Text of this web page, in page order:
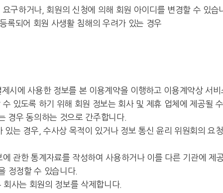
구하거나, 회원의 신청에 의해 회원 아이디를 변경할 수 있습
되어 회원 사생활 침해의 우려가 있는 경우
에 사용한 정보를 본 이용계약을 이행하고 이용계약상 서
있도록 하기 위해 회원 정보는 회사 및 제휴 업체에 제공될
경우 동의하는 것으로 간주합니다.
는 경우, 수사상 목적이 있거나 정보 통신 윤리 위원회의 요
관한 통계자료를 작성하여 사용하거나 이를 다른 기관에 제
정정할 수 있습니다.
사는 회원의 정보를 삭제합니다.